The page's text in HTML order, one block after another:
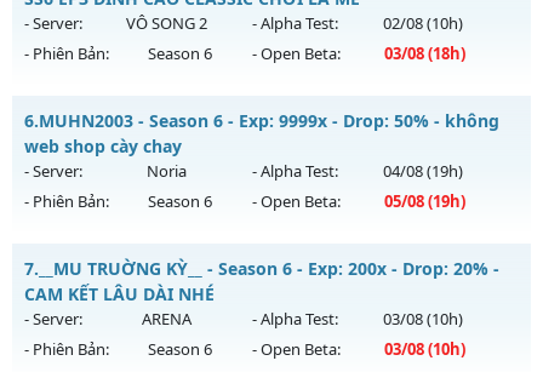
Antihack: GameGuard
ngày 30/07/2626
Exp: 500x - Drop: 20%
Thể loại: Mu Nguyên bản Webzen
Antihack: FPS 60 - CHỐNG HACK 100%
- Server: VÔ SONG 2 - Alpha Test: 02/08(10h)
- Phiên Bản:
Season 6 - Open Beta: 03/08(18h)
⚔️MU VÔ SONG⚔️ - SS6 EP3 ĐỈNH CAO CLASSIC CHƠI LÀ MÊ
Mu mới ra tháng 08 2026 - Mở máy chủ
ngày 03/08/2626
Exp: 500x - Drop: 50%
Thể loại: Mu Nguyên bản Webzen
Antihack: MU8X
6.MUHN2003 - Season 6 - Exp: 9999x - Drop: 50% - không
web shop cày chay
- Server: Noria - Alpha Test: 04/08(19h)
- Phiên Bản:
Season 6 - Open Beta: 05/08(19h)
MUHN2003 - không web shop cày chay
Mu mới ra tháng 08 2026 - Mở máy chủ
05/08/2626
Exp: 9999x - Drop: 50%
7. __MU TRUỜNG KỲ__ - Season 6 - Exp: 200x - Drop: 20% -
CAM KẾT LÂU DÀI NHÉ
- Server: ARENA - Alpha Test: 03/08(10h)
- Phiên Bản:
Season 6 - Open Beta: 03/08(10h)